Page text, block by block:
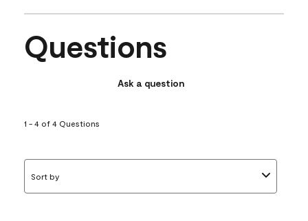
Questions
Ask a question
1 - 4 of 4 Questions
Sort by